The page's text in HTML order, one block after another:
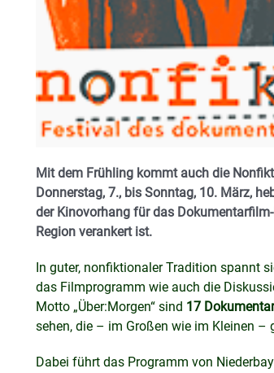
Mit dem Frühling kommt auch die
Donnerstag, 7., bis Sonntag, 10. März,
der Kinovorhang für das
Region verankert ist.
In guter, nonfiktionaler Tradition spannt
das Filmprogramm wie auch die
Motto „Über:Morgen“ sind 17
sehen, die – im Großen wie im Kleinen
Dabei führt das Programm von